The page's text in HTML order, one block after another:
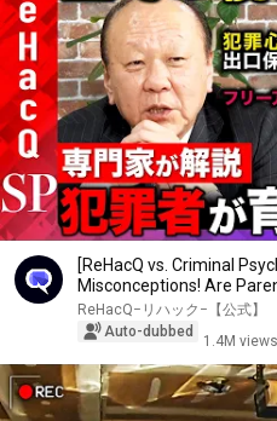
[ReHacQ vs. Criminal
Misconceptions! Are
...ReHacQ−リハック−【公式】
Auto-dubbed
1.4M views